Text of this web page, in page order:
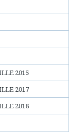
2015
2017
2018